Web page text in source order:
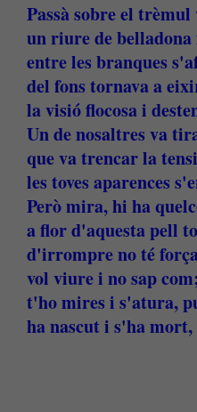
Passà sobre el
un riure de
entre les branques
del fons tornava a
la visió flocosa i
Un de nosaltres va
que va trencar la
les toves aparences
Però mira, hi ha
a flor d'aquesta pell
d'irrompre no té
vol viure i no sap
t'ho mires i s'atura,
ha nascut i s'ha